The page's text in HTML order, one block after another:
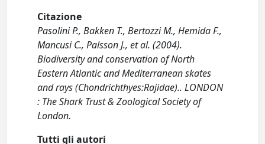
Citazione
Pasolini P., Bakken T., Bertozzi M., Hemida F.,
Mancusi C., Palsson J., et al. (2004).
Biodiversity and conservation of North
Eastern Atlantic and Mediterranean skates
and rays (Chondrichthyes:Rajidae).. LONDON
: The Shark Trust & Zoological Society of
London.
Tutti gli autori